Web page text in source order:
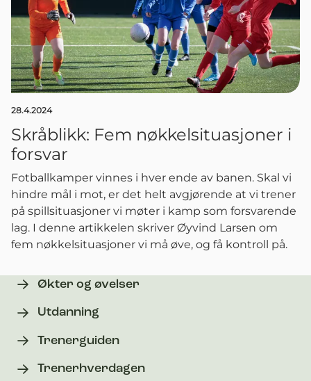
28.4.2024
Skråblikk: Fem nøkkelsituasjoner i
forsvar
Fotballkamper vinnes i hver ende av banen. Skal vi
hindre mål i mot, er det helt avgjørende at vi trener
på spillsituasjoner vi møter i kamp som forsvarende
lag. I denne artikkelen skriver Øyvind Larsen om
fem nøkkelsituasjoner vi må øve, og få kontroll på.
Økter og øvelser
Utdanning
Trenerguiden
Trenerhverdagen